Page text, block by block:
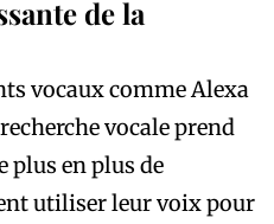
de la
vocaux comme Alexa
vocale prend
plus en plus de
utiliser leur voix pour